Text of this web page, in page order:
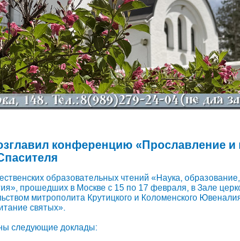
конференцию «Прославление и
образовательных чтений «Наука, образование,
прошедших в Москве с 15 по 17 февраля, в Зале
митрополита Крутицкого и Коломенского
святых».
следующие доклады: